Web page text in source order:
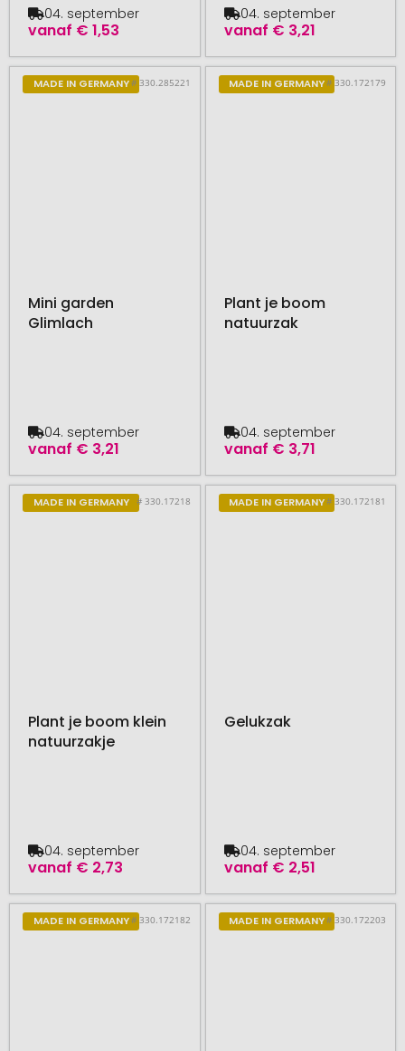
vanaf € 1,53
04. september
vanaf € 3,21
04. september
MADE IN GERMANY# 330.285221
Mini garden
Glimlach
vanaf € 3,21
04. september
MADE IN GERMANY# 330.172179
Plant je boom
natuurzak
vanaf € 3,71
04. september
MADE IN GERMANY # 330.17218
Plant je boom klein
natuurzakje
vanaf € 2,73
04. september
MADE IN GERMANY# 330.172181
Gelukzak
vanaf € 2,51
04. september
MADE IN GERMANY# 330.172182 MADE IN GERMANY# 330.172203